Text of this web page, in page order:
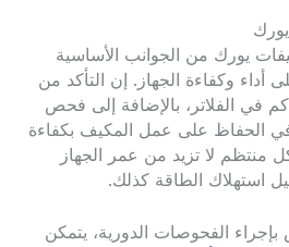
يورك
يورك من الجوانب الأساسية
أداء وكفاءة الجهاز. إن التأكد من
في الفلاتر، بالإضافة إلى فحص
في الحفاظ على عمل المكيف بكفاءة
منتظم لا تزيد من عمر الجهاز
استهلاك الطاقة كذلك.
الفحوصات الدورية، يتمكن